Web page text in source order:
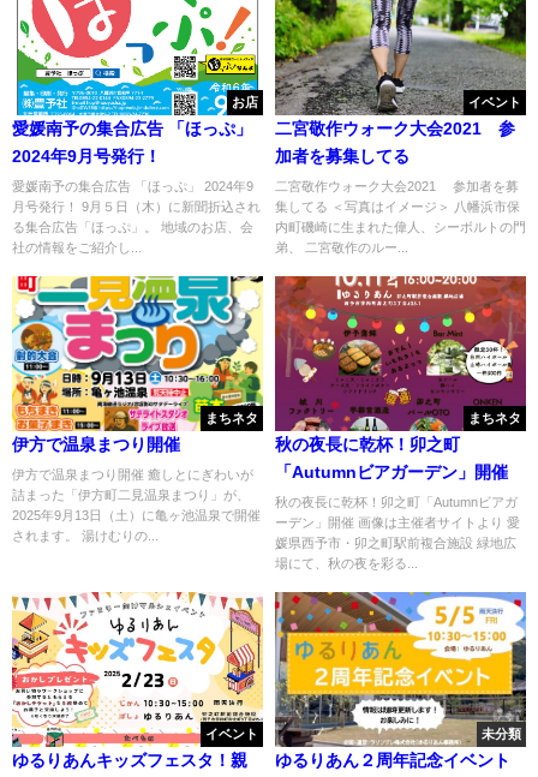
お店
愛媛南予の集合広告 「ほっぷ」
2024年9月号発行！
愛媛南予の集合広告 「ほっぷ」 2024年9
月号発行！ 9月５日（木）に新聞折込され
る集合広告「ほっぷ」。 地域のお店、会
社の情報をご紹介し...
イベント
二宮敬作ウォーク大会2021 参
加者を募集してる
二宮敬作ウォーク大会2021 参加者を募
集してる ＜写真はイメージ＞ 八幡浜市保
内町磯崎に生まれた偉人、シーボルトの門
弟、 二宮敬作のルー...
まちネタ
伊方で温泉まつり開催
伊方で温泉まつり開催 癒しとにぎわいが
詰まった「伊方町二見温泉まつり」が、
2025年9月13日（土）に亀ヶ池温泉で開催
されます。 湯けむりの...
まちネタ
秋の夜長に乾杯！卯之町
「Autumnビアガーデン」開催
秋の夜長に乾杯！卯之町「Autumnビアガ
ーデン」開催 画像は主催者サイトより 愛
媛県西予市・卯之町駅前複合施設 緑地広
場にて、秋の夜を彩る...
イベント
ゆるりあんキッズフェスタ！親
未分類
ゆるりあん２周年記念イベント